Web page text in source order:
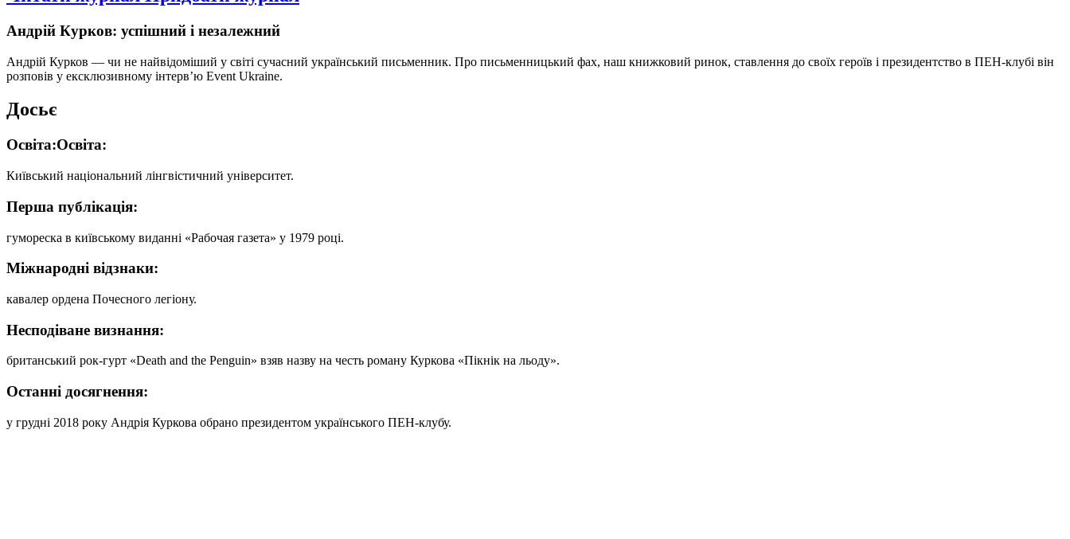
Андрій Курков: успішний і незалежний
Андрій Курков — чи не найвідоміший у світі сучасний український письменник. Про письменницький фах, наш книжковий ринок, ставлення до своїх героїв і президентство в ПЕН-клубі він
розповів у ексклюзивному інтерв’ю Event Ukraine.
Досьє
Освіта:Освіта:
Київський національний лінгвістичний університет.
Перша публікація:
гумореска в київському виданні «Рабочая газета» у 1979 році.
Міжнародні відзнаки:
кавалер ордена Почесного легіону.
Несподіване визнання:
британський рок-гурт «Death and the Penguin» взяв назву на честь роману Куркова «Пікнік на льоду».
Останні досягнення:
у грудні 2018 року Андрія Куркова обрано президентом українського ПЕН-клубу.